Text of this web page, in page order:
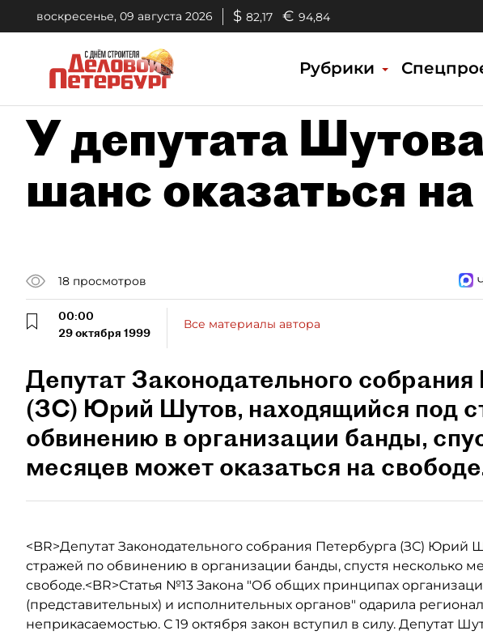
воскресенье, 09 августа 2026 $ 82,17 € 94,84
Рубрики
У депутата
шанс оказаться
18 просмотров
00:00
29 октября 1999
Все материалы автора
Депутат Законодательного
(ЗС) Юрий Шутов, находящийся под
обвинению в организации банды,
месяцев может оказаться на
<BR>Депутат Законодательного собрания Петербурга (ЗС) Юрий
стражей по обвинению в организации банды, спустя несколько
свободе.<BR>Статья №13 Закона "Об общих принципах
(представительных) и исполнительных органов" одарила
неприкасаемостью. С 19 октября закон вступил в силу. Депутат